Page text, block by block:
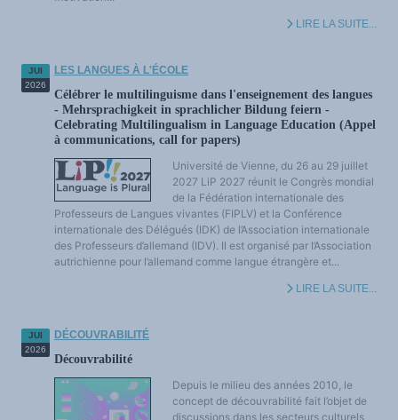
Politiques et droits linguistiques
Dynamique des langues
Langues et histoire
Langues, sciences et philosophie
Science ouverte
Langues et pouvoirs
Terminologie
DOSSIERS THÉMATIQUES
Education et recherche
Culture et industries culturelles
Economique et social
International
Accès au dictionnaire des anglicismes
Accéder à la plateforme pour la traduction (en construction)
Accès à la banque de données Relations internationales
Accéder au site de l'OPA (Observatoire du plurilinguisme en Afrique)
Courrier des lecteurs
Morceaux choisis
Annonces
Humour et plurilinguisme
LIRE LA SUITE...
JUI
2026
LES LANGUES À L'ÉCOLE
Célébrer le multilinguisme dans l'enseignement des langues
- Mehrsprachigkeit in sprachlicher Bildung feiern -
Celebrating Multilingualism in Language Education (Appel
à communications, call for papers)
Université de Vienne, du 26 au 29 juillet
2027 LiP 2027 réunit le Congrès mondial
de la Fédération internationale des
Professeurs de Langues vivantes (FIPLV) et la Conférence
internationale des Délégués (IDK) de l’Association internationale
des Professeurs d’allemand (IDV). Il est organisé par l’Association
autrichienne pour l’allemand comme langue étrangère et...
LIRE LA SUITE...
JUI
2026
DÉCOUVRABILITÉ
Découvrabilité
Depuis le milieu des années 2010, le
concept de découvrabilité fait l’objet de
discussions dans les secteurs culturels